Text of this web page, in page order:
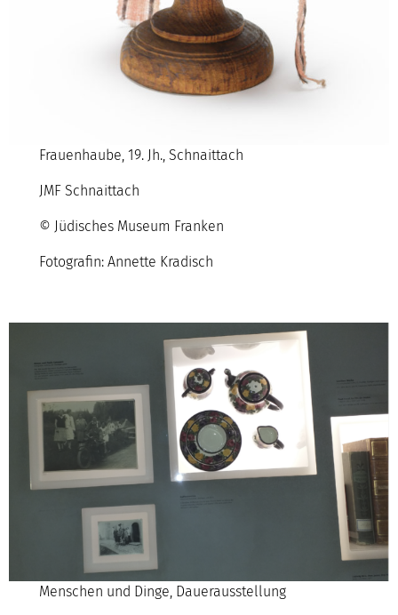
Frauenhaube, 19. Jh., Schnaittach
JMF Schnaittach
© Jüdisches Museum Franken
Fotografin: Annette Kradisch
Menschen und Dinge, Dauerausstellung